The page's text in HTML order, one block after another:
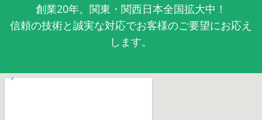
創業20年。関東・関西日本全国拡大中！
信頼の技術と誠実な対応でお客様のご要望にお応え
します。